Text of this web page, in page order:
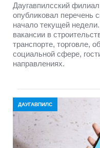
Даугавпилсский филиал
опубликовал перечень
начало текущей
вакансии в
транспорте, торговле,
социальной сфере,
направлениях.
ДАУГАВПИЛС